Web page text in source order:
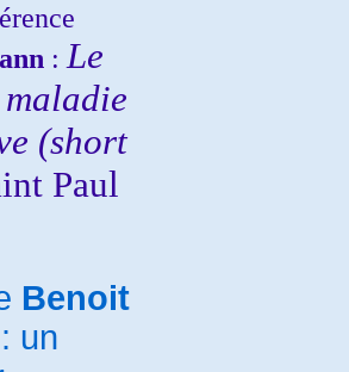
: Le
(short
Paul
Benoit
: un